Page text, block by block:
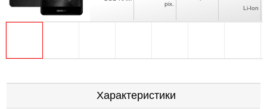
pix.
Li-Ion
Характеристики